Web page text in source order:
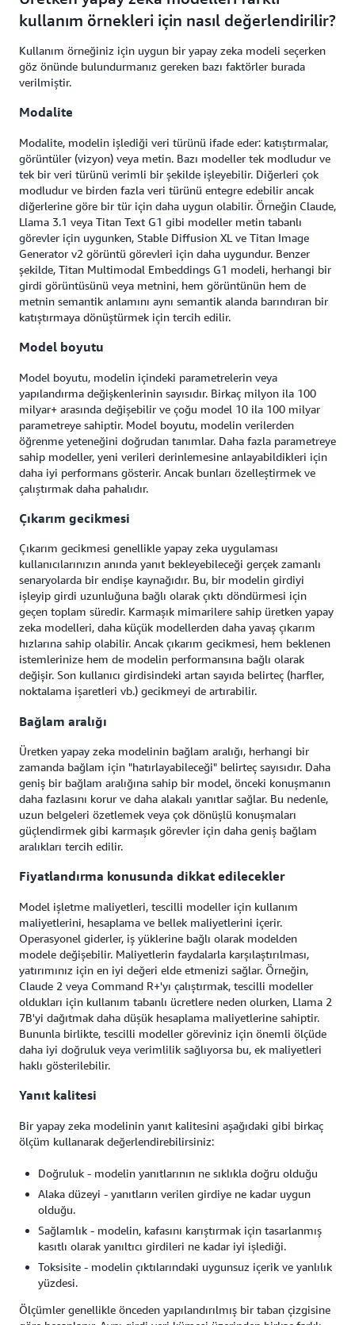
kullanım örnekleri için nasıl değerlendirilir?
Kullanım örneğiniz için uygun bir yapay zeka modeli seçerken
göz önünde bulundurmanız gereken bazı faktörler burada
verilmiştir.
Modalite
Modalite, modelin işlediği veri türünü ifade eder: katıştırmalar,
görüntüler (vizyon) veya metin. Bazı modeller tek modludur ve
tek bir veri türünü verimli bir şekilde işleyebilir. Diğerleri çok
modludur ve birden fazla veri türünü entegre edebilir ancak
diğerlerine göre bir tür için daha uygun olabilir. Örneğin Claude,
Llama 3.1 veya Titan Text G1 gibi modeller metin tabanlı
görevler için uygunken, Stable Diffusion XL ve Titan Image
Generator v2 görüntü görevleri için daha uygundur. Benzer
şekilde, Titan Multimodal Embeddings G1 modeli, herhangi bir
girdi görüntüsünü veya metnini, hem görüntünün hem de
metnin semantik anlamını aynı semantik alanda barındıran bir
katıştırmaya dönüştürmek için tercih edilir.
Model boyutu
Model boyutu, modelin içindeki parametrelerin veya
yapılandırma değişkenlerinin sayısıdır. Birkaç milyon ila 100
milyar+ arasında değişebilir ve çoğu model 10 ila 100 milyar
parametreye sahiptir. Model boyutu, modelin verilerden
öğrenme yeteneğini doğrudan tanımlar. Daha fazla parametreye
sahip modeller, yeni verileri derinlemesine anlayabildikleri için
daha iyi performans gösterir. Ancak bunları özelleştirmek ve
çalıştırmak daha pahalıdır.
Çıkarım gecikmesi
Çıkarım gecikmesi genellikle yapay zeka uygulaması
kullanıcılarınızın anında yanıt bekleyebileceği gerçek zamanlı
senaryolarda bir endişe kaynağıdır. Bu, bir modelin girdiyi
işleyip girdi uzunluğuna bağlı olarak çıktı döndürmesi için
geçen toplam süredir. Karmaşık mimarilere sahip üretken yapay
zeka modelleri, daha küçük modellerden daha yavaş çıkarım
hızlarına sahip olabilir. Ancak çıkarım gecikmesi, hem beklenen
istemlerinize hem de modelin performansına bağlı olarak
değişir. Son kullanıcı girdisindeki artan sayıda belirteç (harfler,
noktalama işaretleri vb.) gecikmeyi de artırabilir.
Bağlam aralığı
Üretken yapay zeka modelinin bağlam aralığı, herhangi bir
zamanda bağlam için "hatırlayabileceği" belirteç sayısıdır. Daha
geniş bir bağlam aralığına sahip bir model, önceki konuşmanın
daha fazlasını korur ve daha alakalı yanıtlar sağlar. Bu nedenle,
uzun belgeleri özetlemek veya çok dönüşlü konuşmaları
güçlendirmek gibi karmaşık görevler için daha geniş bağlam
aralıkları tercih edilir.
Fiyatlandırma konusunda dikkat edilecekler
Model işletme maliyetleri, tescilli modeller için kullanım
maliyetlerini, hesaplama ve bellek maliyetlerini içerir.
Operasyonel giderler, iş yüklerine bağlı olarak modelden
modele değişebilir. Maliyetlerin faydalarla karşılaştırılması,
yatırımınız için en iyi değeri elde etmenizi sağlar. Örneğin,
Claude 2 veya Command R+'yı çalıştırmak, tescilli modeller
oldukları için kullanım tabanlı ücretlere neden olurken, Llama 2
7B'yi dağıtmak daha düşük hesaplama maliyetlerine sahiptir.
Bununla birlikte, tescilli modeller göreviniz için önemli ölçüde
daha iyi doğruluk veya verimlilik sağlıyorsa bu, ek maliyetleri
haklı gösterilebilir.
Yanıt kalitesi
Bir yapay zeka modelinin yanıt kalitesini aşağıdaki gibi birkaç
ölçüm kullanarak değerlendirebilirsiniz:
Doğruluk - modelin yanıtlarının ne sıklıkla doğru olduğu
Alaka düzeyi - yanıtların verilen girdiye ne kadar uygun
olduğu.
Sağlamlık - modelin, kafasını karıştırmak için tasarlanmış
kasıtlı olarak yanıltıcı girdileri ne kadar iyi işlediği.
Toksisite - modelin çıktılarındaki uygunsuz içerik ve yanlılık
yüzdesi.
Ölçümler genellikle önceden yapılandırılmış bir taban çizgisine